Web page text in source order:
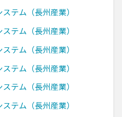
テム（長州産業）
テム（長州産業）
テム（長州産業）
テム（長州産業）
テム（長州産業）
テム（長州産業）